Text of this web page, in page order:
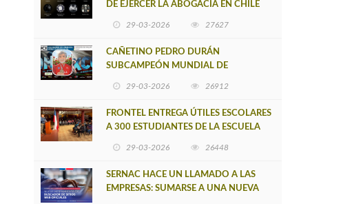
DE EJERCER LA ABOGACÍA EN CHILE
29-03-2026 27627
CAÑETINO PEDRO DURÁN
SUBCAMPEÓN MUNDIAL DE
29-03-2026 26912
FRONTEL ENTREGA ÚTILES ESCOLARES
A 300 ESTUDIANTES DE LA ESCUELA
29-03-2026 26448
SERNAC HACE UN LLAMADO A LAS
EMPRESAS: SUMARSE A UNA NUEVA